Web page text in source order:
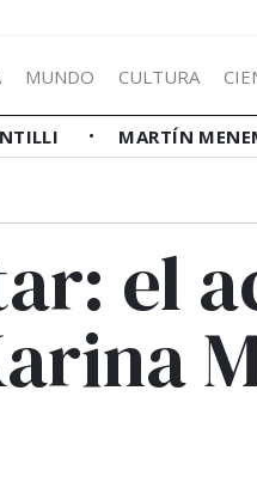
MUNDO CULTURA
MARTÍN
el